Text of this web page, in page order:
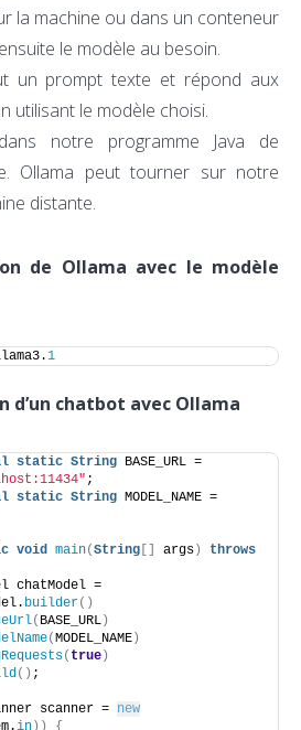
la machine ou dans un conteneur
le modèle au besoin.
un prompt texte et répond aux
utilisant le modèle choisi.
notre programme Java de
Ollama peut tourner sur notre
distante.
de Ollama avec le modèle
1
d’un chatbot avec Ollama
static String
;
static String
void main(String args )
throws
chatModel =
builder()
( BASE_URL )
(MODEL_NAME )
( true )
() ;
scanner = new
in )) {